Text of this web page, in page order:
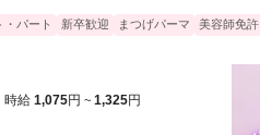
・パート 新卒歓迎 まつげパーマ 美容師免許
時給 1,075円 ~ 1,325円